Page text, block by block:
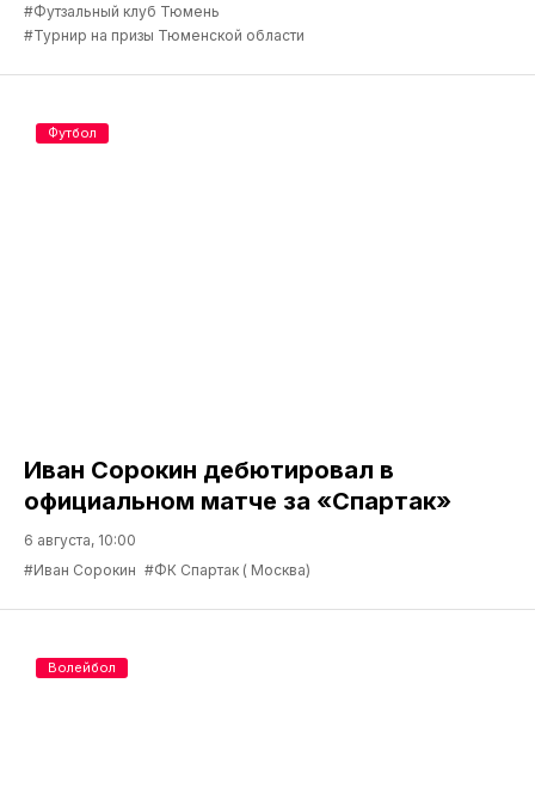
#Футзальный клуб Тюмень
#Турнир на призы Тюменской области
Иван Сорокин дебютировал в
официальном матче за «Спартак»
6 августа, 10:00
#Иван Сорокин #ФК Спартак ( Москва)
Футбол
Волейбол